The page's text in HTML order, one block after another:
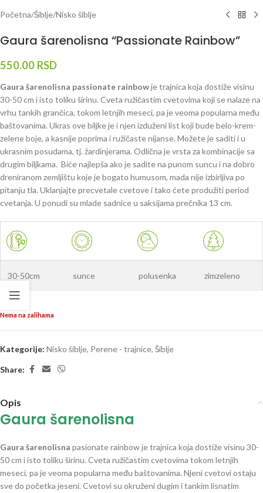
Početna/Šiblje/Nisko šiblje
Gaura šarenolisna “Passionate Rainbow”
550.00 RSD
Gaura šarenolisna passionate rainbowje trajnica koja dostiže visinu
30-50 cm i isto toliku širinu. Cveta ružičastim cvetovima koji se nalaze na
vrhu tankih grančica, tokom letnjih meseci, pa je veoma popularna među
baštovanima. Ukras ove biljke je i njen izduženi list koji bude belo-krem-
zelene boje, a kasnije poprima i ružičaste nijanse. Možete je saditi i u
ukrasnim posudama, tj. žardinjerama. Odlična je vrsta za kombinacije sa
drugim biljkama. Biće najlepša ako je sadite na punom suncu i na dobro
dreniranom zemljištu koje je bogato humusom, mada nije izbirljiva po
pitanju tla. Uklanjajte precvetale cvetove i tako ćete produžiti period
cvetanja. U ponudi su mlade sadnice u saksijama prečnika 13 cm.
30-50cm sunce polusenka zimzeleno
Nema na zalihama
Kategorije: Nisko šiblje, Perene - trajnice, Šiblje
Share:
Opis
Gaura šarenolisna
Gaura šarenolisna pasionate rainbow je trajnica koja dostiže visinu 30-
50 cm i isto toliku širinu. Cveta ružičastim cvetovima tokom letnjih
meseci, pa je veoma popularna među baštovanima. Njeni cvetovi ostaju
sve do početka jeseni. Cvetovi su okruženi dugim i tankim lisnatim